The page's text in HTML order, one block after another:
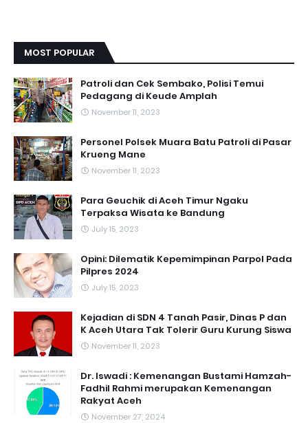
MOST POPULAR
Patroli dan Cek Sembako, Polisi Temui
Pedagang di Keude Amplah
November 11, 2023
Personel Polsek Muara Batu Patroli di Pasar
Krueng Mane
November 11, 2023
Para Geuchik di Aceh Timur Ngaku
Terpaksa Wisata ke Bandung
July 15, 2023
Opini: Dilematik Kepemimpinan Parpol Pada
Pilpres 2024
July 15, 2023
Kejadian di SDN 4 Tanah Pasir, Dinas P dan
K Aceh Utara Tak Tolerir Guru Kurung Siswa
November 11, 2023
Dr. Iswadi : Kemenangan Bustami Hamzah-
Fadhil Rahmi merupakan Kemenangan
Rakyat Aceh
November 27, 2024